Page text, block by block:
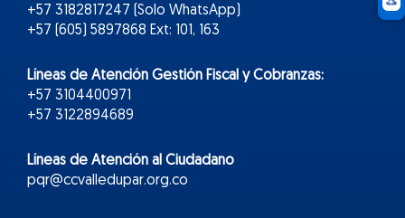
+57 3182817247 (Solo WhatsApp)
+57 (605) 5897868 Ext: 101, 163
Líneas de Atención Gestión Fiscal y Cobranzas:
+57 3104400971
+57 3122894689
Líneas de Atención al Ciudadano
pqr@ccvalledupar.org.co